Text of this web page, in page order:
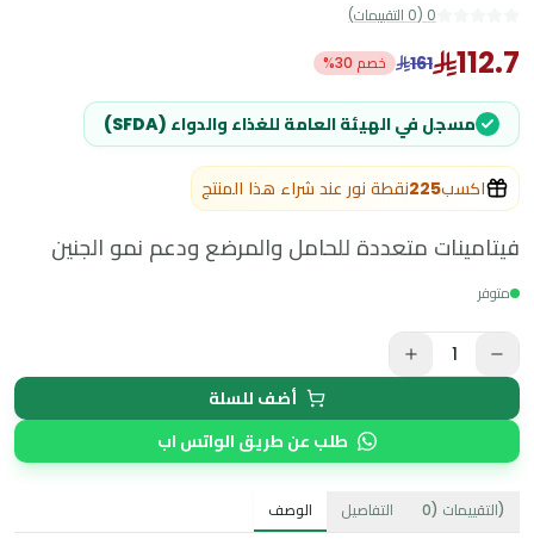
0
(
0 التقييمات)
112.7
161 خصم 30%
مسجل في الهيئة العامة للغذاء والدواء (SFDA)
اكسب225نقطة نور عند شراء هذا المنتج
فيتامينات متعددة للحامل والمرضع ودعم نمو الجنين
متوفر
1
أضف للسلة
طلب عن طريق الواتس اب
الوصف التفاصيل التقييمات (
0 )